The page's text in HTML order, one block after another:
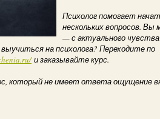
Психолог помогает
нескольких вопросов. Вы
— с актуального
на психолога? Переходите по
и заказывайте курс.
который не имеет ответа ощущение